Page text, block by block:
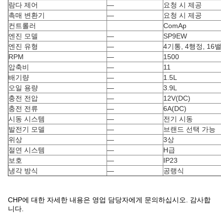
람다 제어
—
요청 시 제공
촉매 변환기
—
요청 시 제공
컨트롤러
ComAp
엔진 모델
—
SP9EW
엔진 유형
—
4기통, 4행정, 16
RPM
—
1500
압축비
—
11
배기량
—
1.5L
오일 용량
—
3.9L
충전 전압
—
12V(DC)
충전 전류
—
6A(DC)
시동 시스템
—
전기 시동
발전기 모델
—
브랜드 선택 가능
위상
—
3상
절연 시스템
—
H급
보호
—
IP23
냉각 방식
— 공랭식
CHP에 대한 자세한 내용은 영업 담당자에게 문의하십시오. 감사합
니다.